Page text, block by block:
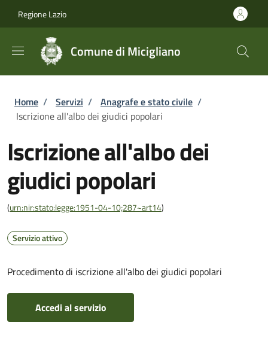
Regione Lazio
Comune di Micigliano
Briciole di pane
Home / Servizi / Anagrafe e stato civile /
Iscrizione all'albo dei giudici popolari
Iscrizione all'albo dei
giudici popolari
(urn:nir:stato:legge:1951-04-10;287~art14)
Servizio attivo
Procedimento di iscrizione all'albo dei giudici popolari
Accedi al servizio